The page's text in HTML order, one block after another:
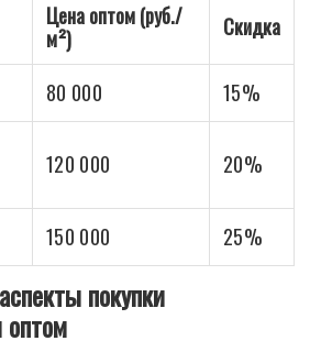
Цена оптом (руб./
м²)
Скидка
80 000
15%
120 000 20%
150 000 25%
покупки